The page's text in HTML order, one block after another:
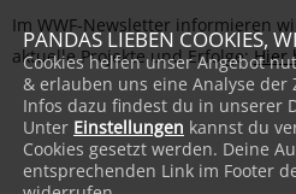
Im WWF-Newsletter informieren
aktuelle Projekte und Erfolge:Hier
PANDAS LIEBEN COOKIES,
Cookies helfen unser Angebot
& erlauben uns eine Analyse der
Infos dazu findest du in unserer
Unter Einstellungen kannst du
Cookies gesetzt werden. Deine
entsprechenden Link im Footer